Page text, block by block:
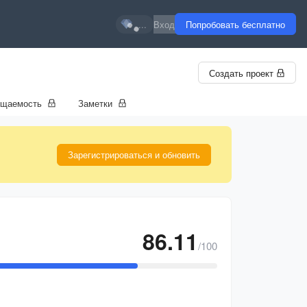
... Вход Попробовать бесплатно
Создать проект
Заметки
Зарегистрироваться и обновить
86.11 /100